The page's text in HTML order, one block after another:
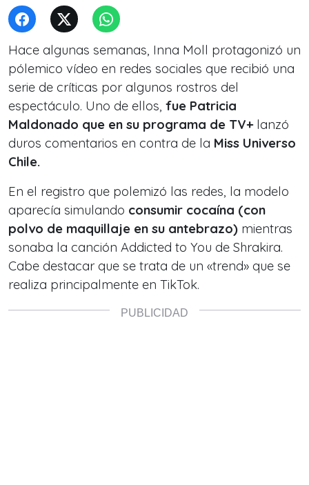
Hace algunas semanas, Inna Moll protagonizó un
pólemico vídeo en redes sociales que recibió una
serie de críticas por algunos rostros del
espectáculo. Uno de ellos, fue Patricia
Maldonado que en su programa de TV+lanzó
duros comentarios en contra de la Miss Universo
Chile.
En el registro que polemizó las redes, la modelo
aparecía simulando consumir cocaína (con
polvo de maquillaje en su antebrazo) mientras
sonaba la canción Addicted to You de Shrakira.
Cabe destacar que se trata de un «trend» que se
realiza principalmente en TikTok.